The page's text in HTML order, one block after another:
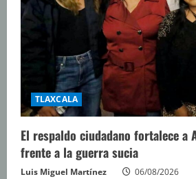
TLAXCALA
El respaldo ciudadano fortalece a
frente a la guerra sucia
Luis Miguel Martínez 06/08/2026